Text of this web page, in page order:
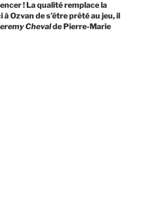
! La qualité remplace la
Ozvan de s’être prêté au jeu, il
Chevalde Pierre-Marie